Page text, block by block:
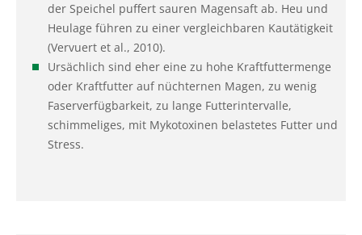
der Speichel puffert sauren Magensaft ab. Heu und
Heulage führen zu einer vergleichbaren Kautätigkeit
(Vervuert et al., 2010).
Ursächlich sind eher eine zu hohe Kraftfuttermenge
oder Kraftfutter auf nüchternen Magen, zu wenig
Faserverfügbarkeit, zu lange Futterintervalle,
schimmeliges, mit Mykotoxinen belastetes Futter und
Stress.